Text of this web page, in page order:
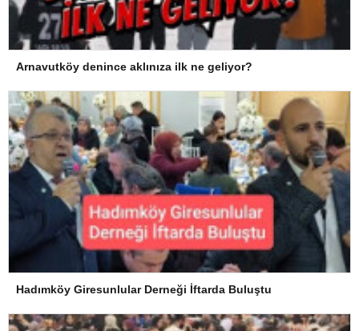
Arnavutköy denince aklınıza ilk ne geliyor?
Hadımköy Giresunlular Derneği İftarda Buluştu